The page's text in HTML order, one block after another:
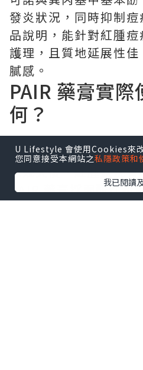
發炎狀況，同時抑制
品說明，能針對紅腫
護理，且質地延展性
膩感。
PAIR 藥膏實
何？
不少使用者分享，剛
抹幾天後，紅腫狀況
PAIR 藥膏採弱酸性設
U Lifestyle 會使用Cookies來
您同意接受本網站之私隱政策和
我已閱讀